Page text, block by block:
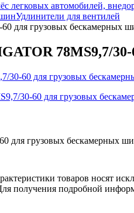
легковых автомобилей,
Удлинители для вентилей
для грузовых бескамерных
78MS9,7/
для грузовых бескамерных
товаров носят
получения подробной